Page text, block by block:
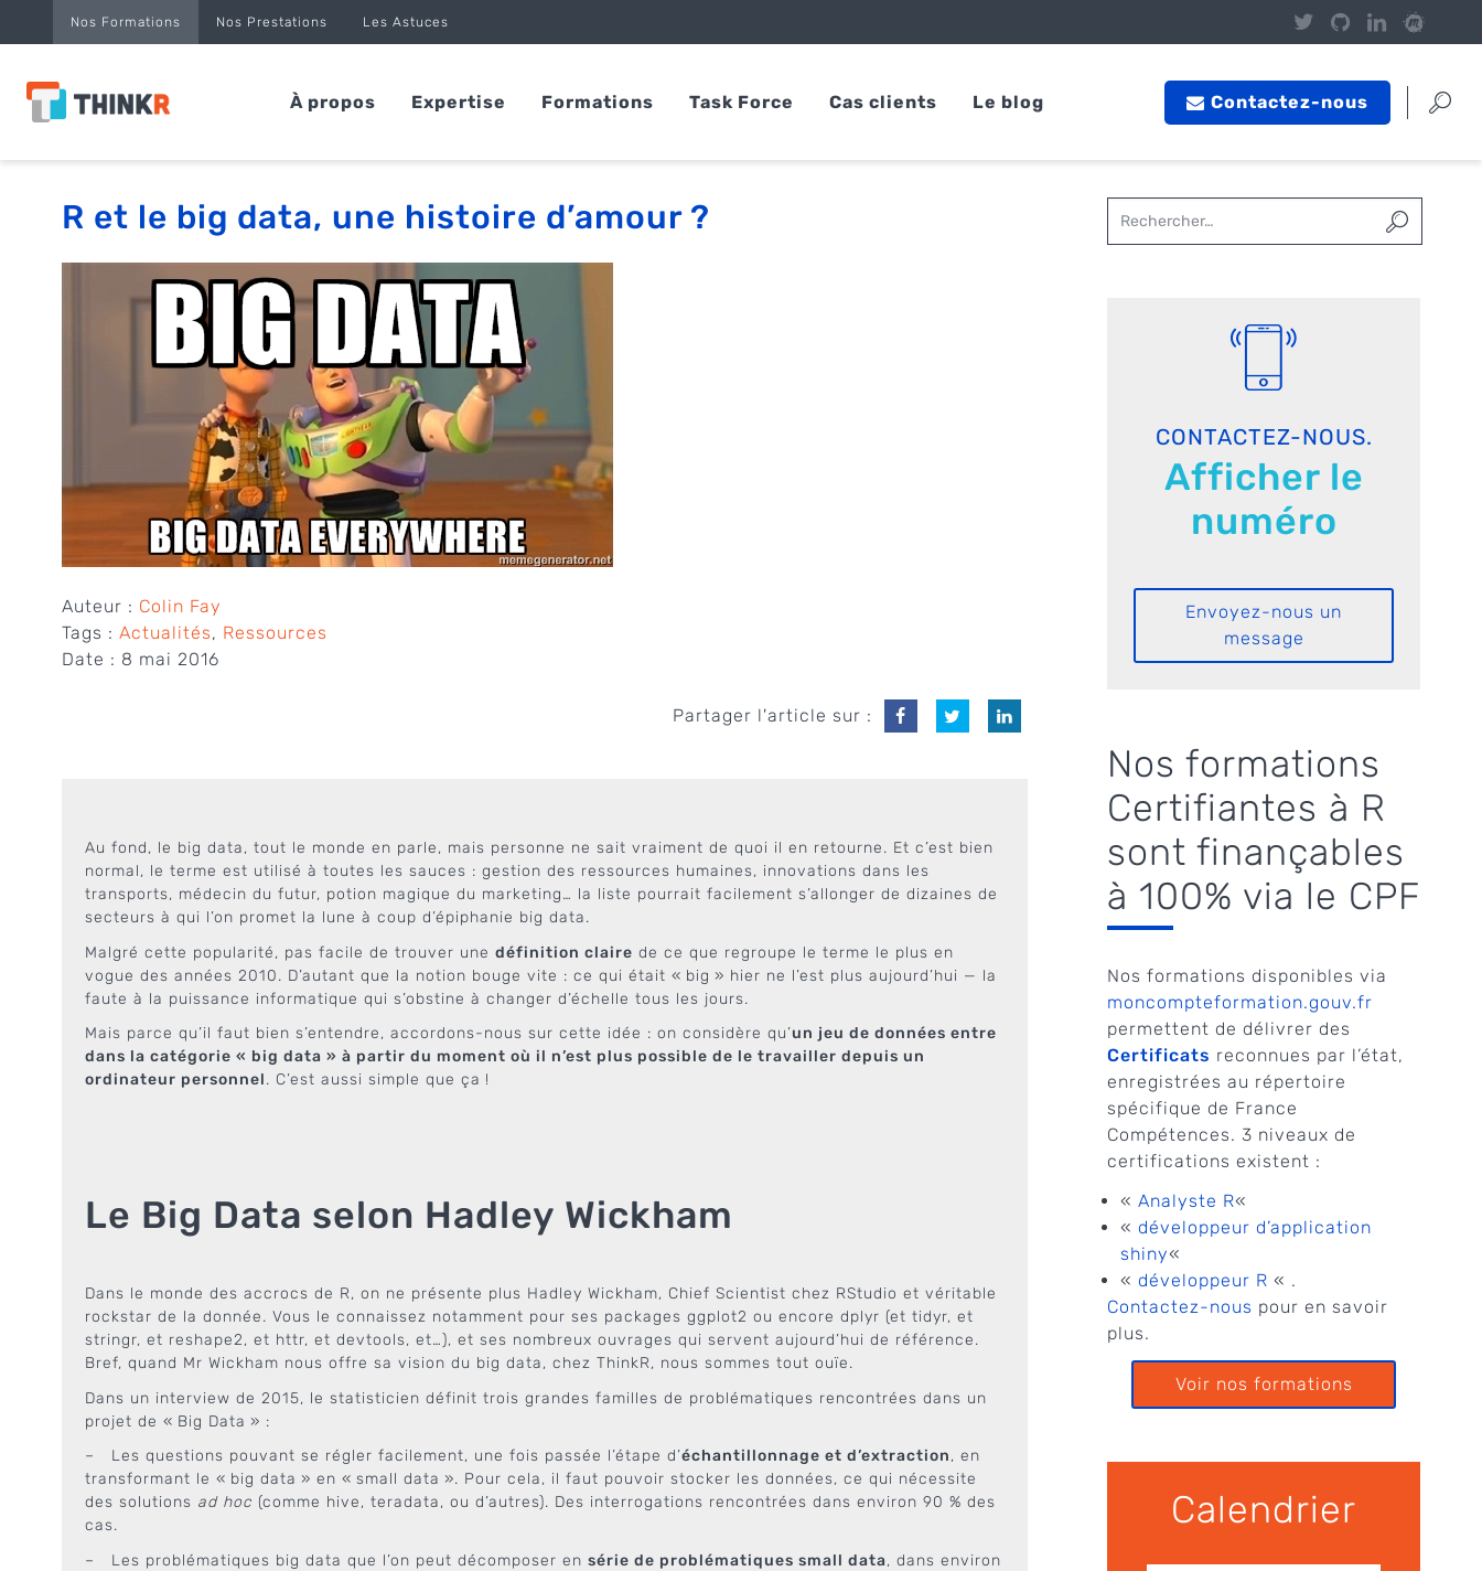
Nos Formations Nos Prestations Les Astuces
À propos Expertise Formations Task Force Cas clients Le blog Contactez-nous
R et le big data, une histoire d’amour ?
Auteur : Colin Fay
Tags : Actualités, Ressources
Date : 8 mai 2016
Partager l'article sur :
Au fond, le big data, tout le monde en parle, mais personne ne sait vraiment de quoi il en retourne. Et c’est bien
normal, le terme est utilisé à toutes les sauces : gestion des ressources humaines, innovations dans les
transports, médecin du futur, potion magique du marketing… la liste pourrait facilement s’allonger de dizaines de
secteurs à qui l’on promet la lune à coup d’épiphanie big data.
Malgré cette popularité, pas facile de trouver une définition claire de ce que regroupe le terme le plus en
vogue des années 2010. D’autant que la notion bouge vite : ce qui était « big » hier ne l’est plus aujourd’hui — la
faute à la puissance informatique qui s’obstine à changer d’échelle tous les jours.
Mais parce qu’il faut bien s’entendre, accordons-nous sur cette idée : on considère qu’un jeu de données entre
dans la catégorie « big data » à partir du moment où il n’est plus possible de le travailler depuis un
ordinateur personnel. C’est aussi simple que ça !
Le Big Data selon Hadley Wickham
Dans le monde des accrocs de R, on ne présente plus Hadley Wickham, Chief Scientist chez RStudio et véritable
rockstar de la donnée. Vous le connaissez notamment pour ses packages ggplot2 ou encore dplyr (et tidyr, et
stringr, et reshape2, et httr, et devtools, et…), et ses nombreux ouvrages qui servent aujourd’hui de référence.
Bref, quand Mr Wickham nous offre sa vision du big data, chez ThinkR, nous sommes tout ouïe.
Dans un interview de 2015, le statisticien définit trois grandes familles de problématiques rencontrées dans un
projet de « Big Data » :
– Les questions pouvant se régler facilement, une fois passée l’étape d’échantillonnage et d’extraction, en
transformant le « big data » en « small data ». Pour cela, il faut pouvoir stocker les données, ce qui nécessite
des solutions ad hoc (comme hive, teradata, ou d’autres). Des interrogations rencontrées dans environ 90 % des
cas.
– Les problématiques big data que l’on peut décomposer en série de problématiques small data, dans environ
CONTACTEZ-NOUS.
Afficher le
numéro
Envoyez-nous un
message
Nos formations
Certifiantes à R
sont finançables
à 100% via le CPF
Nos formations disponibles via
moncompteformation.gouv.fr
permettent de délivrer des
Certificats reconnues par l’état,
enregistrées au répertoire
spécifique de France
Compétences. 3 niveaux de
certifications existent :
« Analyste R«
« développeur d’application
shiny«
« développeur R « .
Contactez-nous pour en savoir
plus.
Voir nos formations
Calendrier
Panneau de gestion des cookies